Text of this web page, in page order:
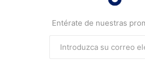
Entérate de nuestras